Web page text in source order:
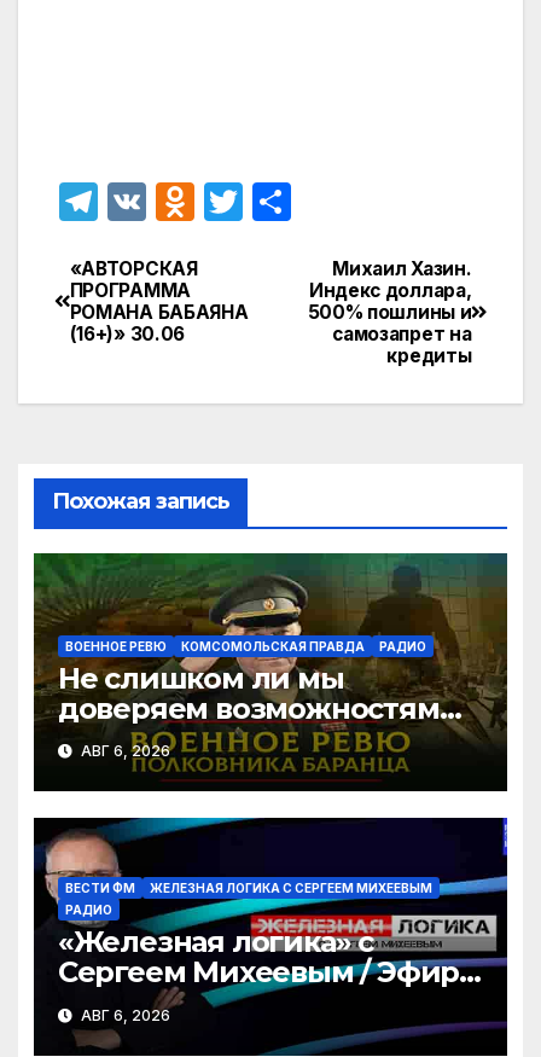
T
e
gr
a
m
V
O
n
o
a
s
ni
ki
T
er
п
р
в
Навигация
по
Михаил Хазин.
Индекс доллара,
500% пошлины и
самозапрет на
кредиты
«АВТОРСКАЯ
ПРОГРАММА
РОМАНА БАБАЯНА
(16+)» 30.06
Похожая запись
ВОЕННОЕ РЕВЮ КОМСОМОЛЬСКАЯ ПРАВДА РАДИО
Не слишком ли мы
доверяем возможностям
США в урегулировании
конфликта с Украиной? |
06.08.2026
АВГ 6, 2026
ВЕСТИ ФМ
ЖЕЛЕЗНАЯ ЛОГИКА С СЕРГЕЕМ МИХЕЕВЫМ
РАДИО
«Железная логика» с
Сергеем Михеевым / Эфир
06.08.2026
АВГ 6, 2026